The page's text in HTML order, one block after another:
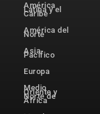
América
Latina y el
Caribe
América del
Norte
Asia-
Pacífico
Europa
Medio
Oriente y
Norte de
África